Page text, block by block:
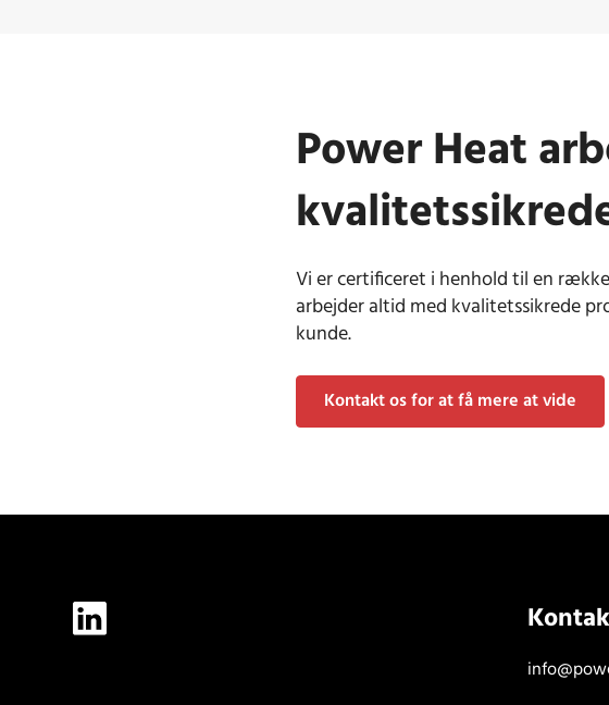
Power Heat
Vi er certificeret i henhold til en
arbejder altid med kvalitetssikrede
kunde.
Kontakt os for at få mere at vide